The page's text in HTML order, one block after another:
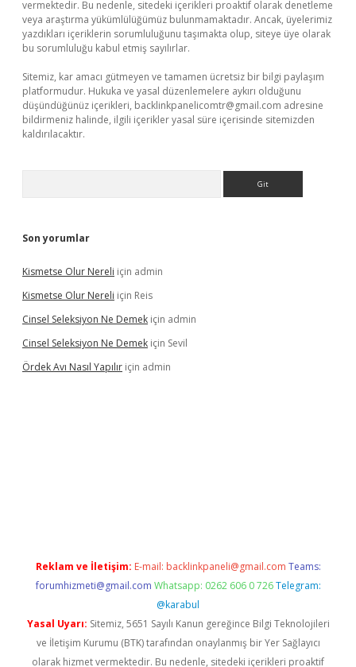
vermektedir. Bu nedenle, sitedeki içerikleri proaktif olarak denetleme
veya araştırma yükümlülüğümüz bulunmamaktadır. Ancak, üyelerimiz
yazdıkları içeriklerin sorumluluğunu taşımakta olup, siteye üye olarak
bu sorumluluğu kabul etmiş sayılırlar.
Sitemiz, kar amacı gütmeyen ve tamamen ücretsiz bir bilgi paylaşım
platformudur. Hukuka ve yasal düzenlemelere aykırı olduğunu
düşündüğünüz içerikleri, backlinkpanelicomtr@gmail.com adresine
bildirmeniz halinde, ilgili içerikler yasal süre içerisinde sitemizden
kaldırılacaktır.
Son yorumlar
Kismetse Olur Nereli için admin
Kismetse Olur Nereli için Reis
Cinsel Seleksiyon Ne Demek için admin
Cinsel Seleksiyon Ne Demek için Sevil
Ördek Avı Nasıl Yapılır için admin
Reklam ve İletişim: E-mail: backlinkpaneli@gmail.com Teams:
forumhizmeti@gmail.com Whatsapp: 0262 606 0 726 Telegram:
@karabul
Yasal Uyarı: Sitemiz, 5651 Sayılı Kanun gereğince Bilgi Teknolojileri
ve İletişim Kurumu (BTK) tarafından onaylanmış bir Yer Sağlayıcı
olarak hizmet vermektedir. Bu nedenle, sitedeki içerikleri proaktif